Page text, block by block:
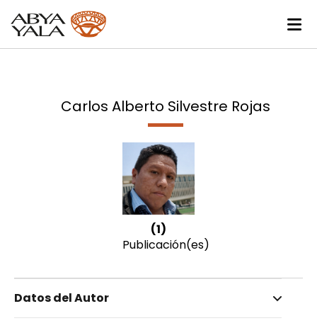
Carlos Alberto Silvestre Rojas
(1)
Publicación(es)
Datos del Autor